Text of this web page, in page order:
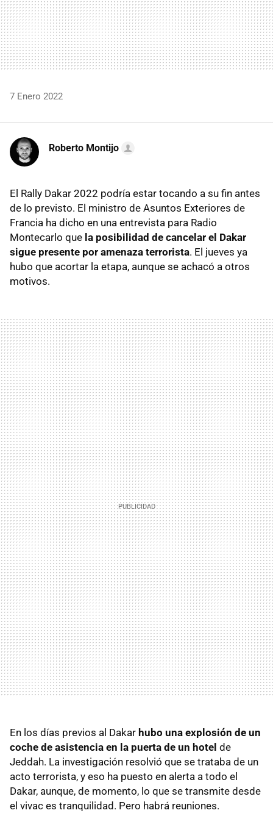
7 Enero 2022
Roberto Montijo
El Rally Dakar 2022 podría estar tocando a su fin antes
de lo previsto. El ministro de Asuntos Exteriores de
Francia ha dicho en una entrevista para Radio
Montecarlo que la posibilidad de cancelar el Dakar
sigue presente por amenaza terrorista. El jueves ya
hubo que acortar la etapa, aunque se achacó a otros
motivos.
En los días previos al Dakar hubo una explosión de un
coche de asistencia en la puerta de un hotel de
Jeddah. La investigación resolvió que se trataba de un
acto terrorista, y eso ha puesto en alerta a todo el
Dakar, aunque, de momento, lo que se transmite desde
el vivac es tranquilidad. Pero habrá reuniones.